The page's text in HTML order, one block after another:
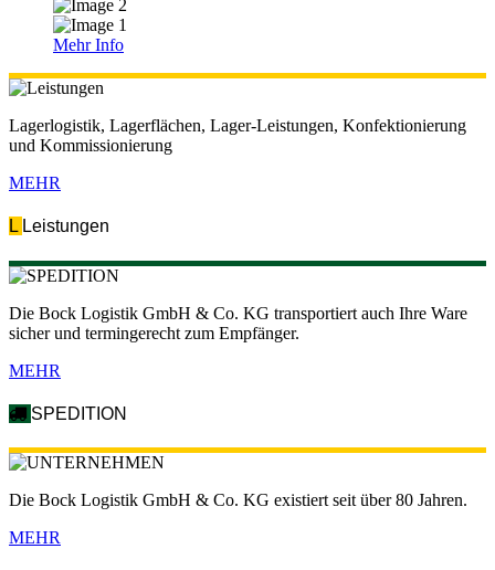
Mehr Info
Lagerlogistik, Lagerflächen, Lager-Leistungen, Konfektionierung
und Kommissionierung
MEHR
L Leistungen
Die Bock Logistik GmbH & Co. KG transportiert auch Ihre Ware
sicher und termingerecht zum Empfänger.
MEHR
SPEDITION
Die Bock Logistik GmbH & Co. KG existiert seit über 80 Jahren.
MEHR